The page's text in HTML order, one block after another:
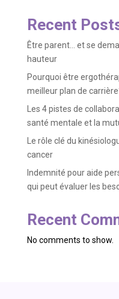
Recent
Être parent… et se
hauteur
Pourquoi être
meilleur plan de
Les 4 pistes de
santé mentale et la
Le rôle clé du
cancer
Indemnité pour aide
qui peut évaluer les
Recent
No comments to show.